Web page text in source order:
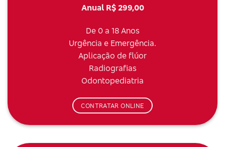
Anual R$ 299,00
De 0 a 18 Anos
Urgência e Emergência.
Aplicação de flúor
Radiografias
Odontopediatria
CONTRATAR ONLINE